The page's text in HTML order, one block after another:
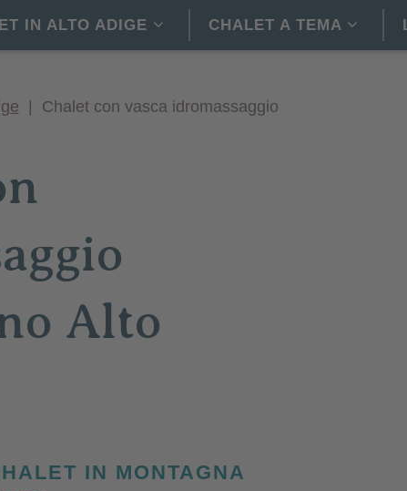
Chalet con vasca idromassaggio
IN ALTO ADIGE CHALET A TEMA
Alto
IN MONTAGNA